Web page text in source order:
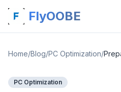
FlyOOBE
Home/Blog/PC Optimization/
PC Optimization